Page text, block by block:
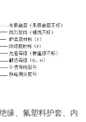
缘、氟塑料护套、内